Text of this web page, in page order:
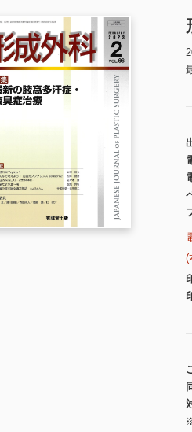
(